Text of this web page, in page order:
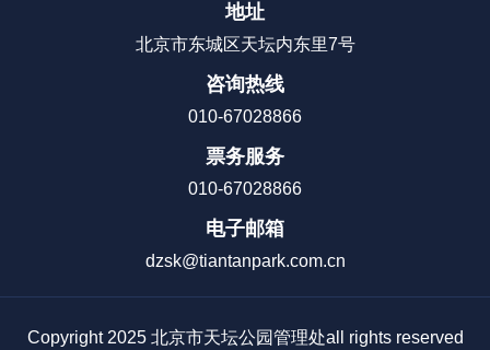
地址
北京市东城区天坛内东里7号
咨询热线
010-67028866
票务服务
010-67028866
电子邮箱
dzsk@tiantanpark.com.cn
Copyright 2025 北京市天坛公园管理处all rights reserved